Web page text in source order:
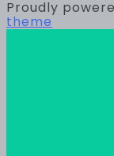
Proudly
theme